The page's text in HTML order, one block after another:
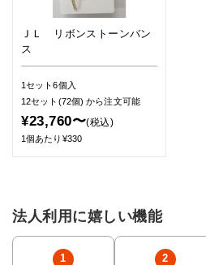
ＪＬ リボンストーンバン
ス
1セット6個入
12セット(72個)から注文可能
¥23,760〜(税込)
1個あたり¥330
法人利用に嬉しい機能